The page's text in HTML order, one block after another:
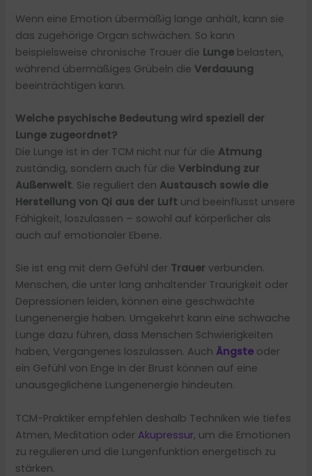
Wenn eine Emotion übermäßig lange anhält, kann sie
das zugehörige Organ schwächen. So kann
beispielsweise chronische Trauer die Lunge belasten,
während übermäßiges Grübeln die Verdauung
beeinträchtigen kann.
Welche psychische Bedeutung wird speziell der
Lunge zugeordnet?
Die Lunge ist in der TCM nicht nur für die Atmung
zuständig, sondern auch für die Verbindung zur
Außenwelt. Sie reguliert den Austausch sowie die
Herstellung von Qi aus der Luft und beeinflusst unsere
Fähigkeit, loszulassen – sowohl auf körperlicher als
auch auf emotionaler Ebene.
Sie ist eng mit dem Gefühl der Trauer verbunden.
Menschen, die unter lang anhaltender Traurigkeit oder
Depressionen leiden, können eine geschwächte
Lungenenergie haben. Umgekehrt kann eine schwache
Lunge dazu führen, dass Menschen Schwierigkeiten
haben, Vergangenes loszulassen. Auch Ängste oder
ein Gefühl von Enge in der Brust können auf eine
unausgeglichene Lungenenergie hindeuten.
TCM-Praktiker empfehlen deshalb Techniken wie tiefes
Atmen, Meditation oder Akupressur, um die Emotionen
zu regulieren und die Lungenfunktion energetisch zu
stärken.